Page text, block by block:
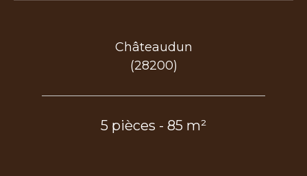
Châteaudun
(28200)
5 pièces - 85 m²